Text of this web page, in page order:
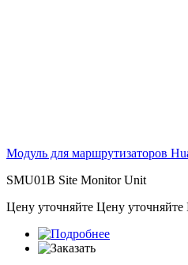
Модуль для маршрутизаторов
SMU01B Site Monitor Unit
Цену уточняйте Цену уточняйте